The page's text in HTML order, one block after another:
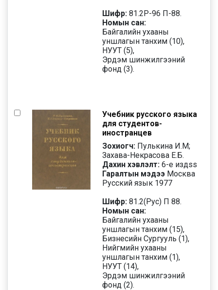
Шифр: 81.2Р-96 П-88.
Номын сан:
Байгалийн ухааны
уншлагын танхим (10),
НУУТ (5),
Эрдэм шинжилгээний
фонд (3).
Учебник русского языка
для студентов-
иностранцев
Зохиогч: Пулькина И.М;
Захава-Некрасова Е.Б.
Дахин хэвлэлт: 6-е издss
Гаралтын мэдээ Москва
Русский язык 1977
Шифр: 81.2(Рус) П 88.
Номын сан:
Байгалийн ухааны
уншлагын танхим (15),
Бизнесийн Сургууль (1),
Нийгмийн ухааны
уншлагын танхим (1),
НУУТ (14),
Эрдэм шинжилгээний
фонд (2).